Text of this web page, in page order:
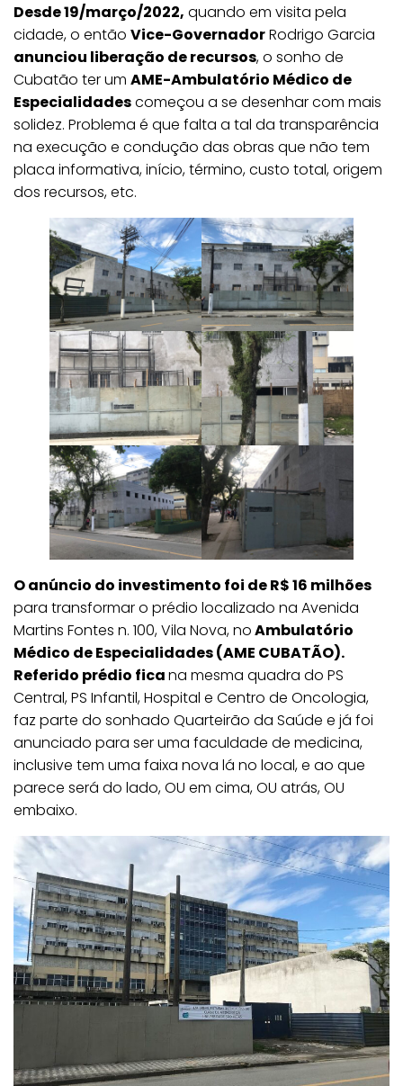
Desde 19/março/2022, quando em visita pela
cidade, o então Vice-GovernadorRodrigo Garcia
anunciou liberação de recursos, o sonho de
Cubatão ter um AME-Ambulatório Médico de
Especialidadescomeçou a se desenhar com mais
solidez. Problema é que falta a tal da transparência
na execução e condução das obras que não tem
placa informativa, início, término, custo total, origem
dos recursos, etc.
O anúncio do investimento foi de R$ 16 milhões
para transformar o prédio localizado na Avenida
Martins Fontes n. 100, Vila Nova, noAmbulatório
Médico de Especialidades (AME CUBATÃO).
Referido prédio ficana mesma quadra do PS
Central, PS Infantil, Hospital e Centro de Oncologia,
faz parte do sonhado Quarteirão da Saúde e já foi
anunciado para ser uma faculdade de medicina,
inclusive tem uma faixa nova lá no local, e ao que
parece será do lado, OU em cima, OU atrás, OU
embaixo.